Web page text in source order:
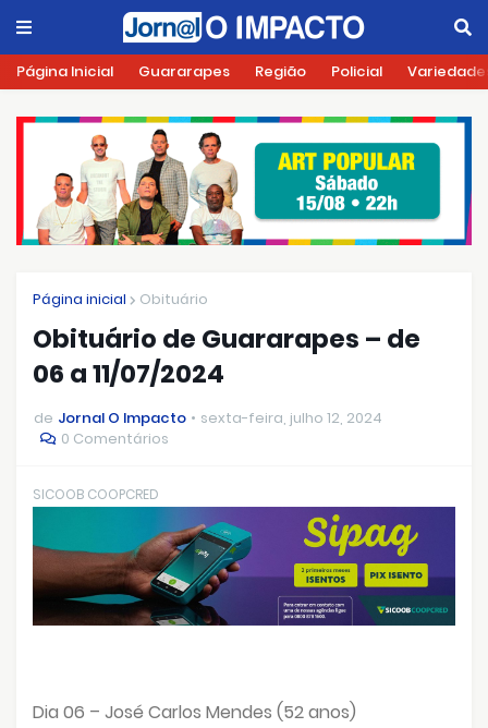
Página Inicial Guararapes Região Policial
Página inicial Obituário
Obituário de Guararapes – de
06 a 11/07/2024
de Jornal O Impacto
sexta-feira, julho 12, 2024
0 Comentários
SICOOB COOPCRED
Dia 06 – José Carlos Mendes (52 anos)